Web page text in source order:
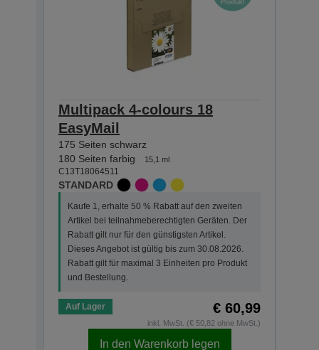
Multipack 4-colours 18
EasyMail
175 Seiten schwarz
180 Seiten farbig
15,1 ml
C13T18064511
STANDARD
Kaufe 1, erhalte 50 % Rabatt auf den zweiten
Artikel bei teilnahmeberechtigten Geräten. Der
Rabatt gilt nur für den günstigsten Artikel.
Dieses Angebot ist gültig bis zum 30.08.2026.
Rabatt gilt für maximal 3 Einheiten pro Produkt
und Bestellung.
Auf Lager € 60,99
inkl. MwSt. (€ 50,82 ohne MwSt.)
In den Warenkorb legen